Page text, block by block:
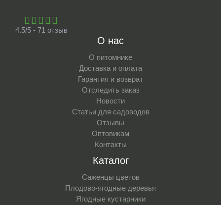
4.5/5 - 71 отзыв
О нас
О питомнике
Доставка и оплата
Гарантия и возврат
Отследить заказ
Новости
Статьи для садоводов
Отзывы
Оптовикам
Контакты
Каталог
Саженцы цветов
Плодово-ягодные деревья
Ягодные кустарники